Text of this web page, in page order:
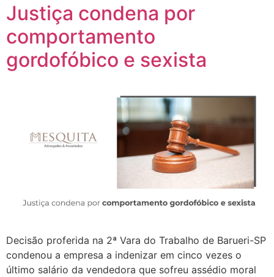
Justiça condena por
comportamento
gordofóbico e sexista
Decisão proferida na 2ª Vara do Trabalho de Barueri-SP
condenou a empresa a indenizar em cinco vezes o
último salário da vendedora que sofreu assédio moral